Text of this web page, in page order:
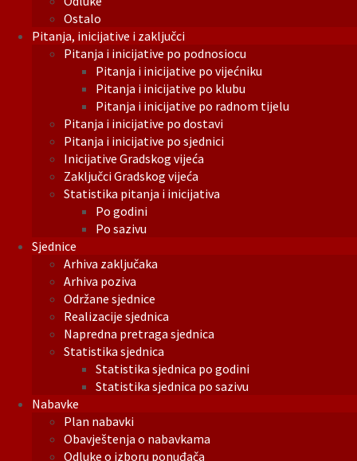
Ostalo
Pitanja, inicijative i zaključci
Pitanja i inicijative po podnosiocu
Pitanja i inicijative po vijećniku
Pitanja i inicijative po klubu
Pitanja i inicijative po radnom tijelu
Pitanja i inicijative po dostavi
Pitanja i inicijative po sjednici
Inicijative Gradskog vijeća
Zaključci Gradskog vijeća
Statistika pitanja i inicijativa
Po godini
Po sazivu
Sjednice
Arhiva zaključaka
Arhiva poziva
Održane sjednice
Realizacije sjednica
Napredna pretraga sjednica
Statistika sjednica
Statistika sjednica po godini
Statistika sjednica po sazivu
Nabavke
Plan nabavki
Obavještenja o nabavkama
Odluke o izboru ponuđača